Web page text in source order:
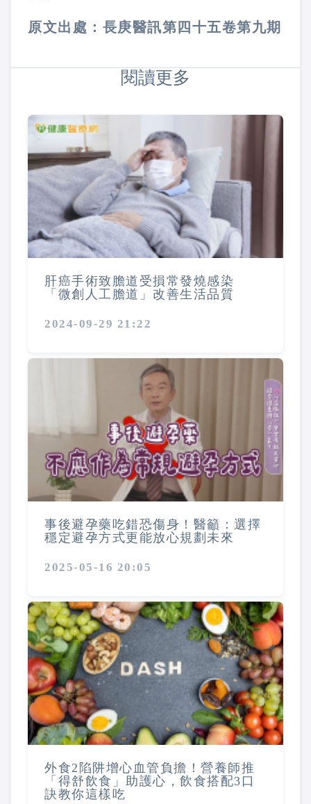
原文出處：長庚醫訊第四十五卷第九期
閱讀更多
肝癌手術致膽道受損常發燒感染
「微創人工膽道」改善生活品質
2024-09-29 21:22
事後避孕藥吃錯恐傷身！醫籲：選擇
穩定避孕方式更能放心規劃未來
2025-05-16 20:05
外食2陷阱增心血管負擔！營養師推
「得舒飲食」助護心，飲食搭配3口
訣教你這樣吃